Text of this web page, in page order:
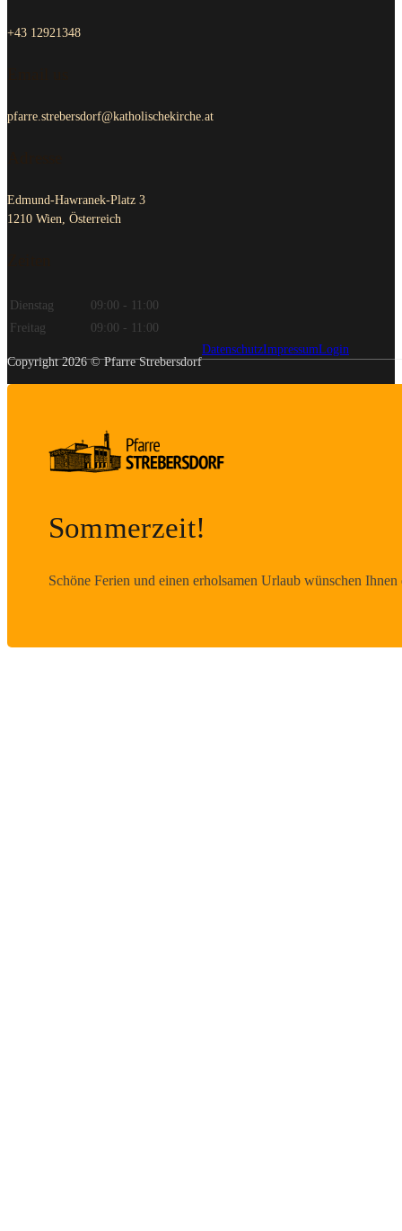
+43 12921348
pfarre.strebersdorf@katholischekirche.at
Edmund-Hawranek-Platz 3
1210 Wien, Österreich
Dienstag
09:00 - 11:00
Freitag
09:00 - 11:00
Copyright 2026 © Pfarre Strebersdorf
DatenschutzImpressumLogin
Sommerzeit!
Schöne Ferien und einen erholsamen Urlaub wünschen